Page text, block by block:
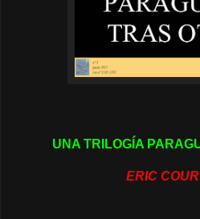
UNA TRILOGÍA
ERIC